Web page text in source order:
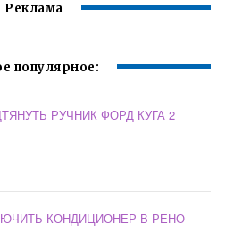
Реклама
популярное:
РУЧНИК ФОРД КУГА 2
КОНДИЦИОНЕР В РЕНО